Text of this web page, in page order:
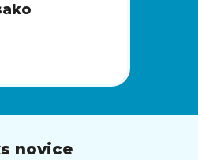
novice